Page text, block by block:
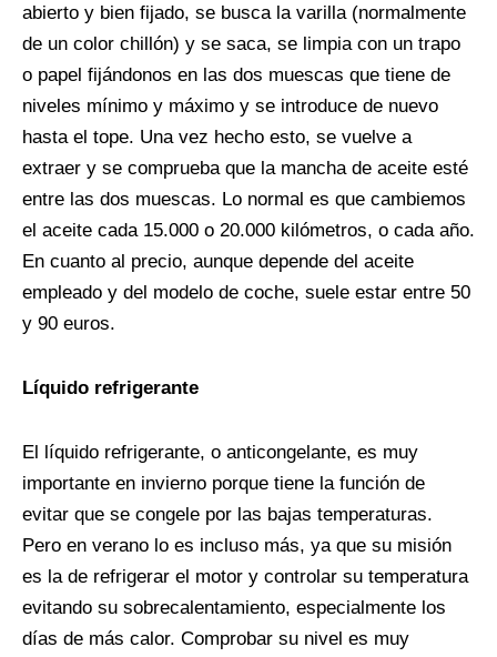
abierto y bien fijado, se busca la varilla (normalmente
de un color chillón) y se saca, se limpia con un trapo
o papel fijándonos en las dos muescas que tiene de
niveles mínimo y máximo y se introduce de nuevo
hasta el tope. Una vez hecho esto, se vuelve a
extraer y se comprueba que la mancha de aceite esté
entre las dos muescas. Lo normal es que cambiemos
el aceite cada 15.000 o 20.000 kilómetros, o cada año.
En cuanto al precio, aunque depende del aceite
empleado y del modelo de coche, suele estar entre 50
y 90 euros.
Líquido refrigerante
El líquido refrigerante, o anticongelante, es muy
importante en invierno porque tiene la función de
evitar que se congele por las bajas temperaturas.
Pero en verano lo es incluso más, ya que su misión
es la de refrigerar el motor y controlar su temperatura
evitando su sobrecalentamiento, especialmente los
días de más calor. Comprobar su nivel es muy